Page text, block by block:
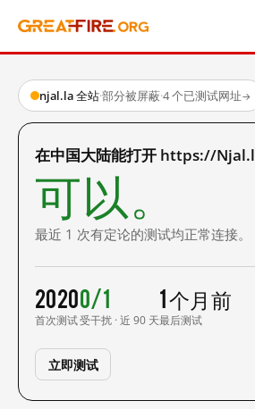
njal.la 全站·部分被屏蔽·4 个已测试网址→
在中国大陆能打开 https://
可以。
最近 1 次有定论的测试均正常连接。
2020
首次测试
0/1
受干扰 · 近 90 天
1 个月前
最后测试
立即测试